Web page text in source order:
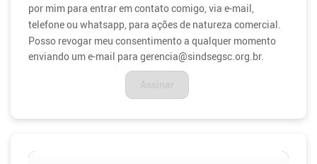
por mim para entrar em contato comigo, via e-mail,
telefone ou whatsapp, para ações de natureza comercial.
Posso revogar meu consentimento a qualquer momento
enviando um e-mail para gerencia@sindsegsc.org.br.